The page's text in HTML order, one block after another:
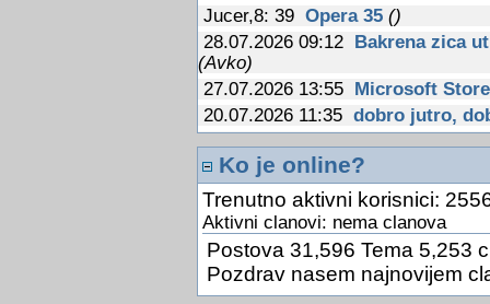
Jucer,8: 39 Opera 35 ()
28.07.2026 09:12
Bakrena zica
(Avko)
27.07.2026 13:55
Microsoft
20.07.2026 11:35 dobro jutro,
09.07.2026 12:31 Fiskalizacija u
03.07.2026 13:23
Google Drive
24.06.2026 10:31 Kineski
optickog racunalstva (Avko)
24.06.2026 10:26 AlterSend
24.06.2026 10:22 Sigurnost i
Ko je online?
Trenutno aktivni korisnici:
Aktivni clanovi: nema clanova
Postova 31,596 Tema 5,253
Pozdrav nasem najnovijem